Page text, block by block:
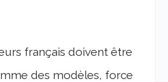
français doivent être
des modèles, force